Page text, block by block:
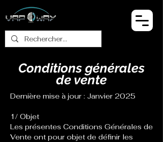
Conditions générales
de vente
Dernière mise à jour : Janvier 2025
1/ Objet
Les présentes Conditions Générales de
Vente ont pour objet de définir les